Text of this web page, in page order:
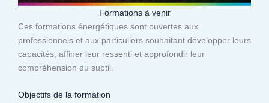
Formations à venir
Ces formations énergétiques sont ouvertes aux
professionnels et aux particuliers souhaitant développer leurs
capacités, affiner leur ressenti et approfondir leur
compréhension du subtil.​
Objectifs de la formation